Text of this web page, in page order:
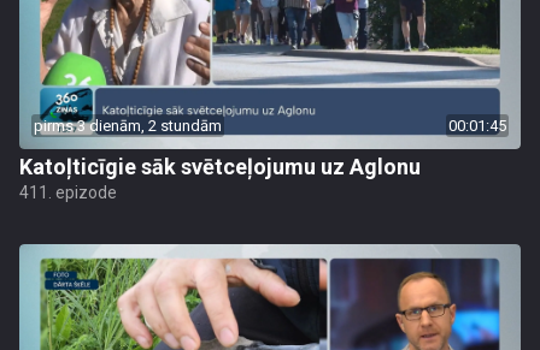
pirms 3 dienām, 2 stundām 00:01:45
Katoļticīgie sāk svētceļojumu uz Aglonu
411. epizode